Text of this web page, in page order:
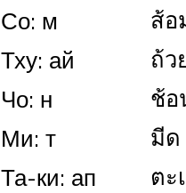
Со: м
ส้อ
Тху: ай
ถ้ว
Чо: н
ช้อ
Ми: т
มีด
Та-ки: ап
ตะ